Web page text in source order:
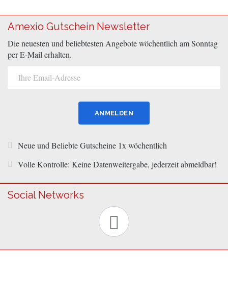
Amexio Gutschein Newsletter
Die neuesten und beliebtesten Angebote wöchentlich am Sonntag
per E-Mail erhalten.
Neue und Beliebte Gutscheine 1x wöchentlich
Volle Kontrolle: Keine Datenweitergabe, jederzeit abmeldbar!
Social Networks